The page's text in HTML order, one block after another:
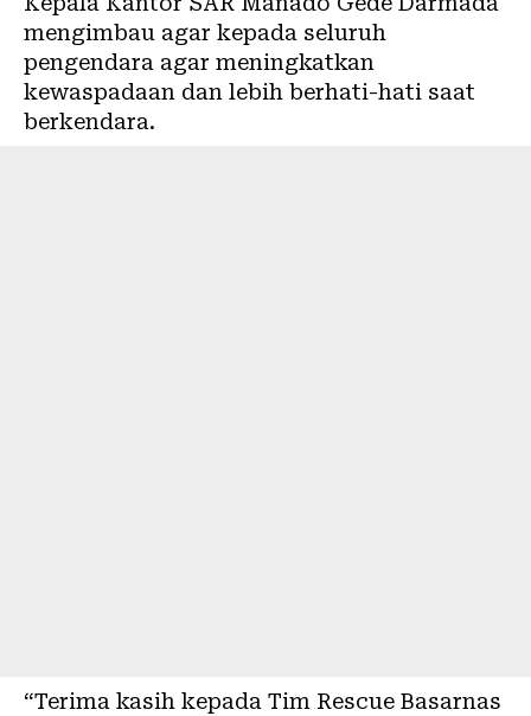
mengimbau agar kepada seluruh
pengendara agar meningkatkan
kewaspadaan dan lebih berhati-hati saat
berkendara.
“Terima kasih kepada Tim Rescue Basarnas